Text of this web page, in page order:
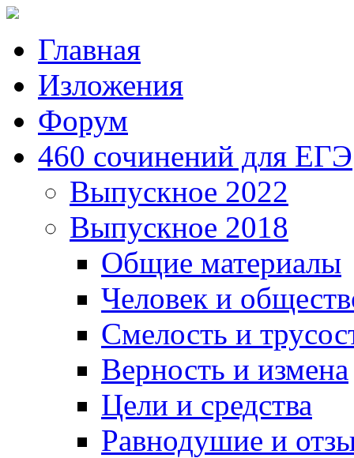
Главная
Изложения
Форум
460 сочинений для ЕГЭ
Выпускное 2022
Выпускное 2018
Общие материалы
Человек и
Смелость и
Верность и измена
Цели и средства
Равнодушие и